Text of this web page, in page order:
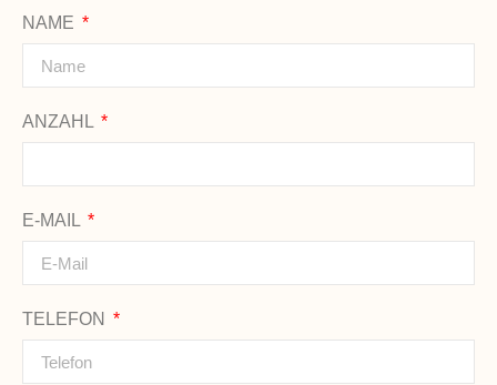
NAME
ANZAHL
E-MAIL
TELEFON